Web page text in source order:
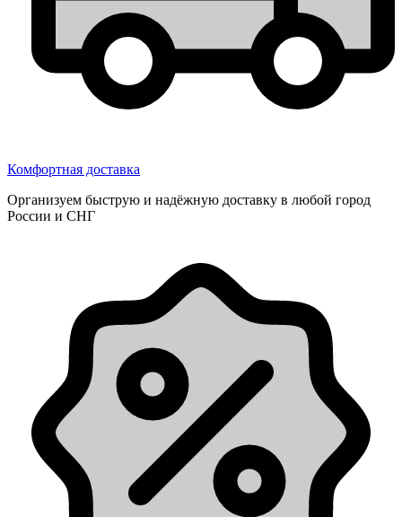
Комфортная доставка
Организуем быструю и надёжную доставку в любой город
России и СНГ